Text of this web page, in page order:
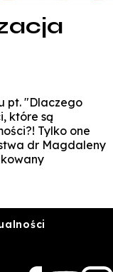
pt. "Dlaczego
które są
Tylko one
dr Magdaleny